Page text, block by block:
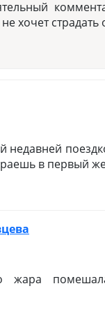
хочет
недавней
в первый
жара